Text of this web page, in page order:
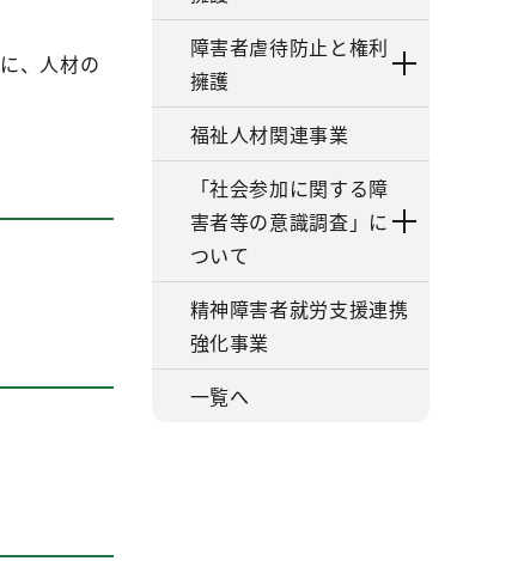
、人材の
障害者虐待防止と権利
擁護
福祉人材関連事業
「社会参加に関する障
害者等の意識調査」に
ついて
精神障害者就労支援連携
強化事業
一覧へ